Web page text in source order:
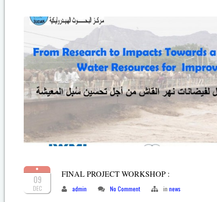
09
DEC
FINAL PROJECT WORKSHOP :
admin No Comment in news